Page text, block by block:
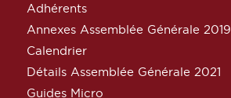
Adhérents
Annexes Assemblée Générale 2019
Calendrier
Détails Assemblée Générale 2021
Guides Micro